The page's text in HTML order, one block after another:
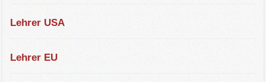
Lehrer USA
Lehrer EU